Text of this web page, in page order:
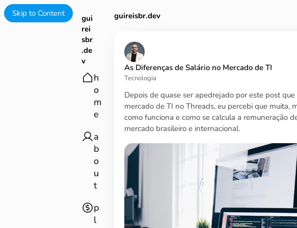
Skip to Content
gui
rei
sbr
.de
v
h
o
m
e
a
b
o
u
t
p
l
guireisbr.dev
As Diferenças de Salário no Mercado de TI
Tecnologia
Depois de quase ser apedrejado por este post
mercado de TI no Threads, eu percebi que muita,
como funciona e como se calcula a remuneração
mercado brasileiro e internacional.